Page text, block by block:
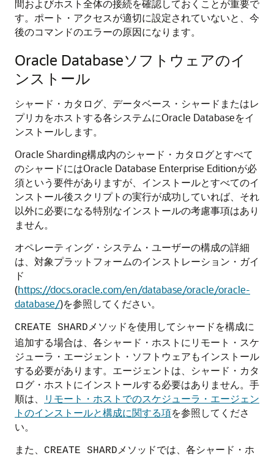
間およびホスト全体の接続を確認しておくことが重要で
す。ポート・アクセスが適切に設定されていないと、今
後のコマンドのエラーの原因になります。
Oracle Databaseソフトウェアのイ
ンストール
シャード・カタログ、データベース・シャードまたはレ
プリカをホストする各システムにOracle Databaseをイ
ンストールします。
Oracle Sharding構成内のシャード・カタログとすべて
のシャードにはOracle Database Enterprise Editionが必
須という要件がありますが、インストールとすべてのイ
ンストール後スクリプトの実行が成功していれば、それ
以外に必要になる特別なインストールの考慮事項はあり
ません。
オペレーティング・システム・ユーザーの構成の詳細
は、対象プラットフォームのインストレーション・ガイ
ド
(https://docs.oracle.com/en/database/oracle/oracle-
database/)を参照してください。
CREATE SHARD メソッドを使用してシャードを構成に
追加する場合は、各シャード・ホストにリモート・スケ
ジューラ・エージェント・ソフトウェアもインストール
する必要があります。エージェントは、シャード・カタ
ログ・ホストにインストールする必要はありません。手
順は、
リモート・ホストでのスケジューラ・エージェン
トのインストールと構成に関する項を参照してくださ
い。
また、
CREATE SHARD メソッドでは、各シャード・ホ